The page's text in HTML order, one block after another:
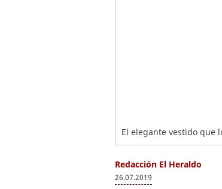
El elegante vestido que
Redacción El Heraldo
26.07.2019